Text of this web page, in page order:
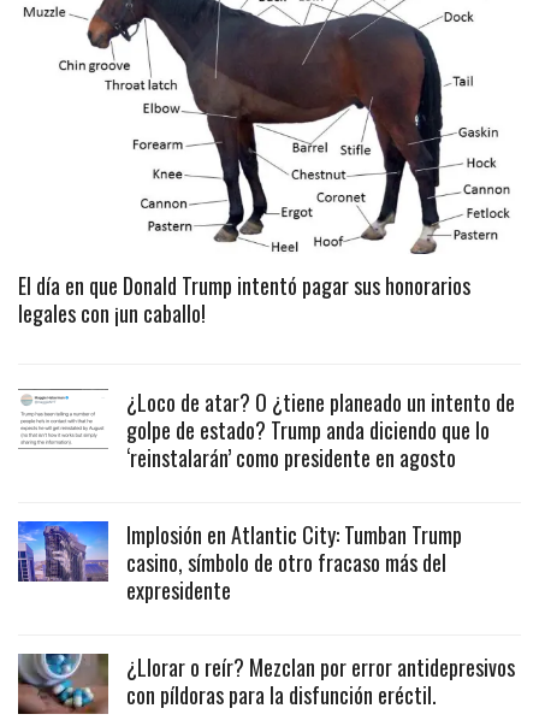
El día en que Donald Trump intentó pagar sus honorarios
legales con ¡un caballo!
¿Loco de atar? O ¿tiene planeado un intento de
golpe de estado? Trump anda diciendo que lo
‘reinstalarán’ como presidente en agosto
Implosión en Atlantic City: Tumban Trump
casino, símbolo de otro fracaso más del
expresidente
¿Llorar o reír? Mezclan por error antidepresivos
con píldoras para la disfunción eréctil.